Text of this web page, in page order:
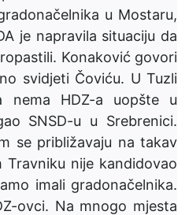
u Mostaru,
je napravila situaciju da
Konaković govori
svidjeti Čoviću. U Tuzli
nema HDZ-a uopšte u
SNSD-u u Srebrenici.
se približavaju na takav
Travniku nije kandidovao
imali gradonačelnika.
ovci. Na mnogo mjesta